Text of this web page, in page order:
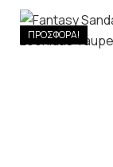
ΠΡΟΣΦΟΡΑ!